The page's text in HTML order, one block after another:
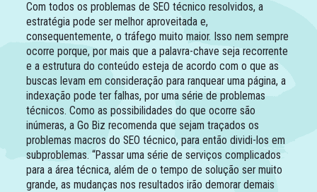
Com todos os problemas de SEO técnico resolvidos, a
estratégia pode ser melhor aproveitada e,
consequentemente, o tráfego muito maior. Isso nem sempre
ocorre porque, por mais que a palavra-chave seja recorrente
e a estrutura do conteúdo esteja de acordo com o que as
buscas levam em consideração para ranquear uma página, a
indexação pode ter falhas, por uma série de problemas
técnicos. Como as possibilidades do que ocorre são
inúmeras, a Go Biz recomenda que sejam traçados os
problemas macros do SEO técnico, para então dividi-los em
subproblemas. “Passar uma série de serviços complicados
para a área técnica, além de o tempo de solução ser muito
grande, as mudanças nos resultados irão demorar demais